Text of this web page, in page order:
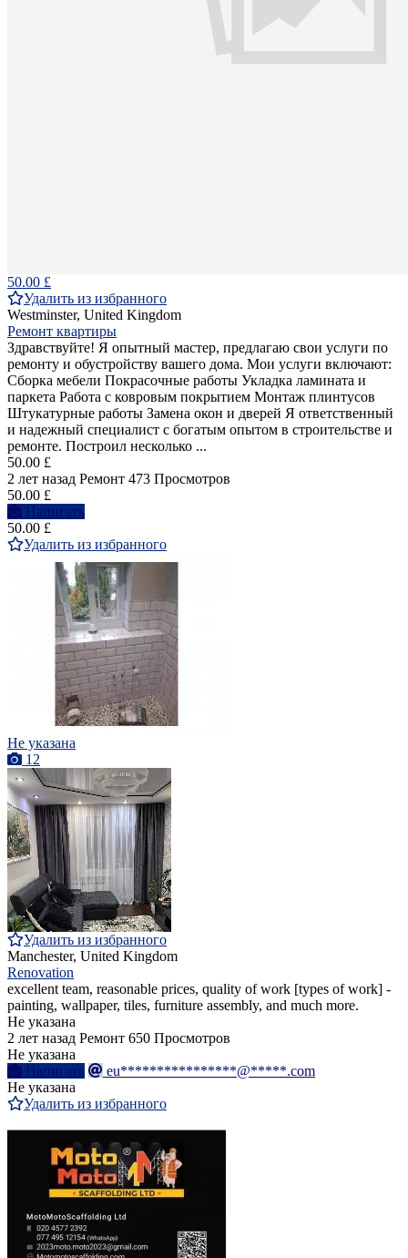
50.00 £
Удалить из избранного
Westminster, United Kingdom
Ремонт квартиры
Здравствуйте! Я опытный мастер, предлагаю свои услуги по
ремонту и обустройству вашего дома. Мои услуги включают:
Сборка мебели Покрасочные работы Укладка ламината и
паркета Работа с ковровым покрытием Монтаж плинтусов
Штукатурные работы Замена окон и дверей Я ответственный
и надежный специалист с богатым опытом в строительстве и
ремонте. Построил несколько ...
50.00 £
2 лет назад Ремонт 473 Просмотров
50.00 £
Написать
50.00 £
Удалить из избранного
Не указана
12
Удалить из избранного
Manchester, United Kingdom
Renovation
excellent team, reasonable prices, quality of work [types of work] -
painting, wallpaper, tiles, furniture assembly, and much more.
Не указана
2 лет назад Ремонт 650 Просмотров
Не указана
Написать
eu****************@*****.com
Не указана
Удалить из избранного